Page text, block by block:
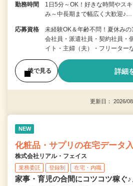
勤務時間
1日5分～OK！好きな時間やス
み～中長期まで幅広く大歓迎♪…
応募資格
未経験OK＆年齢不問！夏休み
会社員・派遣社員・契約社員・
イト・主婦（夫）・フリーター
後で見る 詳細
更新日： 2026/
NEW
化粧品・サプリの在宅データ
株式会社リアル・フェイス
業務委託 登録制 在宅・内職
家事・育児の合間にコツコツ稼ぐ